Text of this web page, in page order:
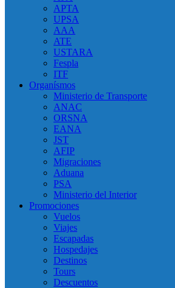
APTA
UPSA
AAA
ATE
USTARA
Fespla
ITF
Organísmos
Ministerio de Transporte
ANAC
ORSNA
EANA
JST
AFIP
Migraciones
Aduana
PSA
Ministerio del Interior
Promociones
Vuelos
Viajes
Escapadas
Hospedajes
Destinos
Tours
Descuentos